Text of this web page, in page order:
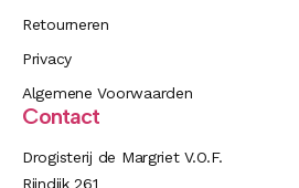
Retourneren
Privacy
Algemene Voorwaarden
Contact
Drogisterij de Margriet V.O.F.
Rijndijk 261